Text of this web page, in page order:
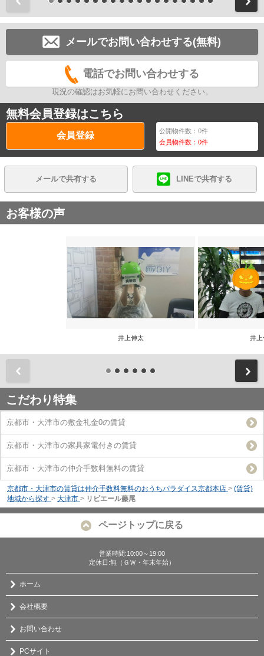
メールでお問い合わせする(無料)
電話でお問い合わせする
現況の確認はお気軽にお問い合わせください。
無料会員登録はこちら
会員登録 公開物件数：0件
会員物件数：0件
メールで共有する LINEで共有する
お客様の声
井上伸太 井上
こだわり特集
京都市・大津市の敷金礼金0の賃貸
京都市・大津市の家具家電付きの賃貸
京都市・大津市の仲介手数料無料の賃貸
京都市・大津市の賃貸は仲介手数料無料のおうちパラダイス京都本店 > (賃貸)
地域から探す > 大津市 > リビエール藤尾
ページトップに戻る
営業時間:10:00～19:00
定休日:無（ＧＷ・年末年始）
ホーム
会社概要
お問い合わせ
PCサイト